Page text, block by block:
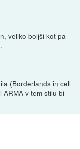
veliko boljši kot pa
(Borderlands in cell
ARMA v tem stilu bi